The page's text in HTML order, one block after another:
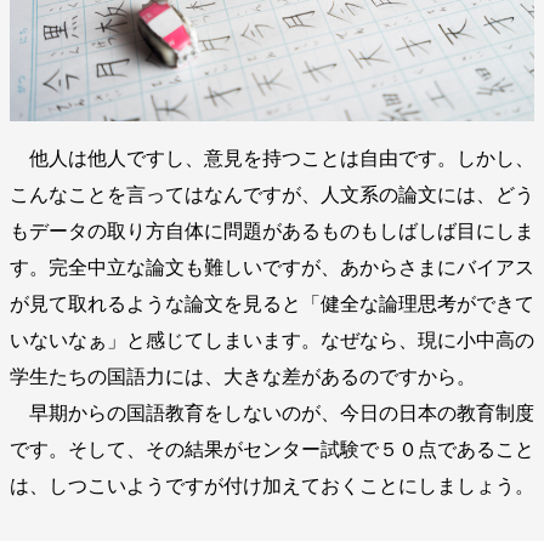
他人は他人ですし、意見を持つことは自由です。しかし、
こんなことを言ってはなんですが、人文系の論文には、どう
もデータの取り方自体に問題があるものもしばしば目にしま
す。完全中立な論文も難しいですが、あからさまにバイアス
が見て取れるような論文を見ると「健全な論理思考ができて
いないなぁ」と感じてしまいます。なぜなら、現に小中高の
学生たちの国語力には、大きな差があるのですから。
早期からの国語教育をしないのが、今日の日本の教育制度
です。そして、その結果がセンター試験で５０点であること
は、しつこいようですが付け加えておくことにしましょう。